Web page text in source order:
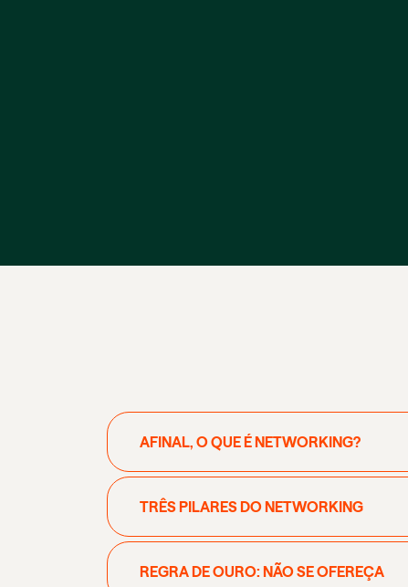
AFINAL, O QUE É NETWORKING?
TRÊS PILARES DO NETWORKING
REGRA DE OURO: NÃO SE OFEREÇA